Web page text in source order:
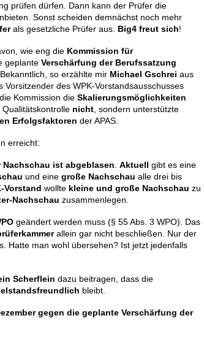
prüfen dürfen. Dann kann der Prüfer die
Sonst scheiden demnächst noch mehr
als gesetzliche Prüfer aus. Big4 freut sich!
wie eng die Kommission für
geplante Verschärfung der Berufssatzung
so erzählte mir Michael Gschrei aus
Vorsitzender des WPK-Vorstandsausschusses
Kommission die Skalierungsmöglichkeiten
nicht , sondern unterstützte
Erfolgsfaktoren der APAS.
erreicht:
Nachschau ist abgeblasen Aktuell gibt es eine
und eine große Nachschau alle drei bis
Vorstand wollte kleine und große Nachschau zu
Nachschau zusammenlegen.
geändert werden muss (§ 55 Abs. 3 WPO). Das
allein gar nicht beschließen. Nur der
Hatte man wohl übersehen? Ist jetzt jedenfalls
Scherflein dazu beitragen, dass die
bleibt.
gegen die geplante Verschärfung der